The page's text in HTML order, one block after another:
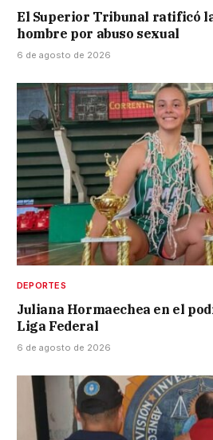
El Superior Tribunal ratificó
hombre por abuso sexual
6 de agosto de 2026
DEPORTES
Juliana Hormaechea en el
Liga Federal
6 de agosto de 2026